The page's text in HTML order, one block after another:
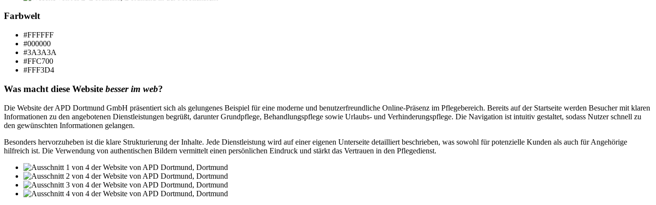
Farbwelt
#FFFFFF
#000000
#3A3A3A
#FFC700
#FFF3D4
Was macht diese Website besser im web?
Die Website der APD Dortmund GmbH präsentiert sich als gelungenes Beispiel für eine moderne und benutzerfreundliche Online-Präsenz im Pflegebereich. Bereits auf der Startseite werden Besucher mit klaren
Informationen zu den angebotenen Dienstleistungen begrüßt, darunter Grundpflege, Behandlungspflege sowie Urlaubs- und Verhinderungspflege. Die Navigation ist intuitiv gestaltet, sodass Nutzer schnell zu
den gewünschten Informationen gelangen.
Besonders hervorzuheben ist die klare Strukturierung der Inhalte. Jede Dienstleistung wird auf einer eigenen Unterseite detailliert beschrieben, was sowohl für potenzielle Kunden als auch für Angehörige
hilfreich ist. Die Verwendung von authentischen Bildern vermittelt einen persönlichen Eindruck und stärkt das Vertrauen in den Pflegedienst.